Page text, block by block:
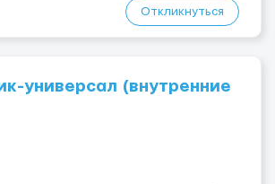
Откликнуться
универсал (внутренние